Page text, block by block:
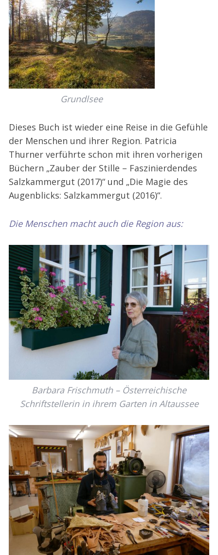
Grundlsee
Dieses Buch ist wieder eine Reise in die Gefühle
der Menschen und ihrer Region. Patricia
Thurner verführte schon mit ihren vorherigen
Büchern „Zauber der Stille – Faszinierdendes
Salzkammergut (2017)“ und „Die Magie des
Augenblicks: Salzkammergut (2016)“.
Die Menschen macht auch die Region aus:
Barbara Frischmuth – Österreichische
Schriftstellerin in ihrem Garten in Altaussee